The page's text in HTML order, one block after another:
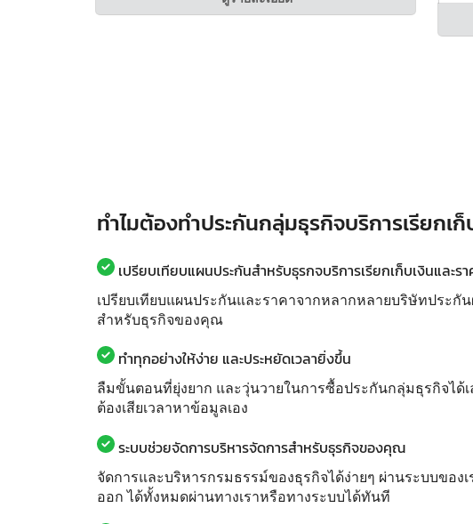
ทำไมต้องทำประกันกลุ่มธุรกิจบริการเรียกเก็
เปรียบเทียบแผนประกันสำหรับธุรกจบริการเรียกเก็บเงินและรา
เปรียบเทียบแผนประกันและราคาจากหลากหลายบริษัทประกั
สำหรับธุรกิจของคุณ
ทำทุกอย่างให้ง่าย และประหยัดเวลายิ่งขึ้น
ลืมขั้นตอนที่ยุ่งยาก และวุ่นวายในการซื้อประกันกลุ่มธุรกิจได้
ต้องเสียเวลาหาข้อมูลเอง
ระบบช่วยจัดการบริหารจัดการสำหรับธุรกิจของคุณ
จัดการและบริหารกรมธรรม์ของธุรกิจได้ง่ายๆ ผ่านระบบของ
ออก ได้ทั้งหมดผ่านทางเราหรือทางระบบได้ทันที